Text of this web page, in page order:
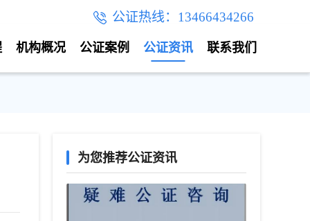
公证热线：13466434266
联系我们
公证资讯
公证案例
机构概况
为您推荐公证资讯